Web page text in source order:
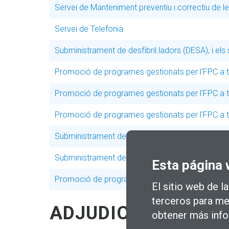
Esta página
El sitio web de
terceros para
obtener más
Servei de Manteniment preventiu i correctiu de
Servei de Telefonia
Subministrament de desfibril.ladors (DESA), i
Promoció de programes gestionats per l'FPC a
Promoció de programes gestionats per l'FPC
Promoció de programes gestionats per l'FPC
Subministrament de HARDWARE I SOFTWARE
Subministrament de HARDWARE I SOFTWARE
Promoció de programes gestionats per l'FPC a
ADJUDICACIONES